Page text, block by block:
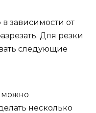
зависимости от
Для резки
следующие
можно
несколько